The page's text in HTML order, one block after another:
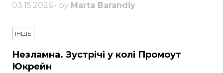
03.15.2026 • by Marta Barandiy
ІНШЕ
Незламна. Зустрічі у колі Промоут
Юкрейн